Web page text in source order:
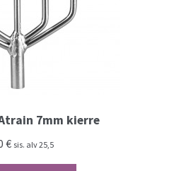
7mm kierre
€ sis. alv 25,5